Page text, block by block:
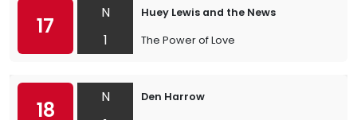
17
N
1
Huey Lewis and the News
The Power of Love
18
N
Den Harrow